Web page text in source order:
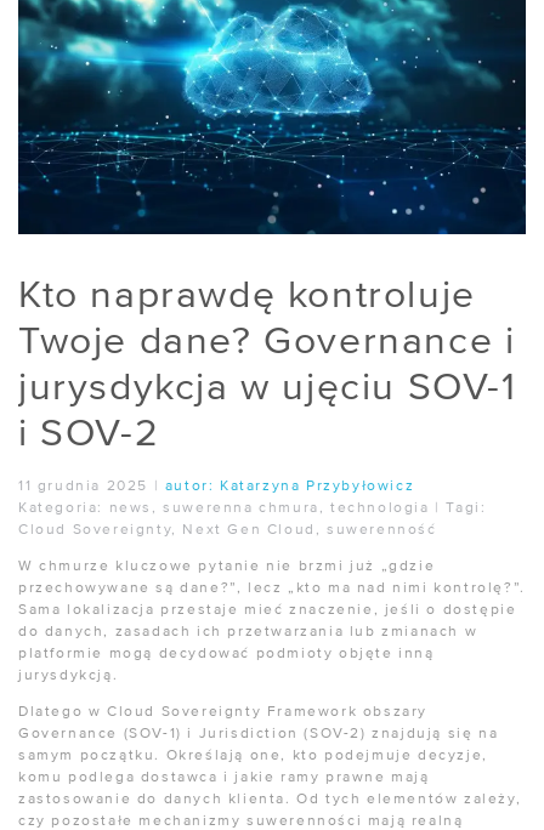
Kto naprawdę kontroluje
Twoje dane? Governance i
jurysdykcja w ujęciu SOV-1
i SOV-2
11 grudnia 2025 autor:
Katarzyna Przybyłowicz
Kategoria:
news ,suwerenna chmura ,technologia |Tagi:
Cloud Sovereignty, Next Gen Cloud ,suwerenność
W chmurze kluczowe pytanie nie brzmi już „gdzie
przechowywane są dane?”, lecz „kto ma nad nimi kontrolę?”.
Sama lokalizacja przestaje mieć znaczenie, jeśli o dostępie
do danych, zasadach ich przetwarzania lub zmianach w
platformie mogą decydować podmioty objęte inną
jurysdykcją.
Dlatego w Cloud Sovereignty Framework obszary
Governance (SOV-1) i Jurisdiction (SOV-2) znajdują się na
samym początku. Określają one, kto podejmuje decyzje,
komu podlega dostawca i jakie ramy prawne mają
zastosowanie do danych klienta. Od tych elementów zależy,
czy pozostałe mechanizmy suwerenności mają realną